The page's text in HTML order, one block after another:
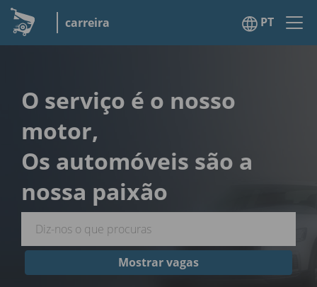
carreira PT
O serviço é o nosso
motor,
Os automóveis são a
nossa paixão
Mostrar vagas